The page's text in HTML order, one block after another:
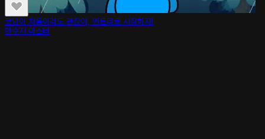
코딩이 처음이라도 괜찮아, 엔트리로 시작하자!
한수지 마스터